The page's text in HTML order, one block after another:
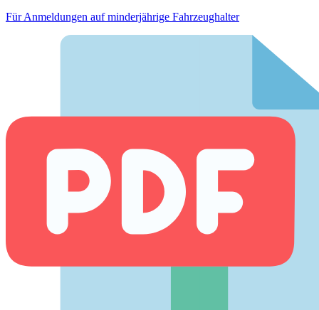
Für Anmeldungen auf minderjährige Fahrzeughalter